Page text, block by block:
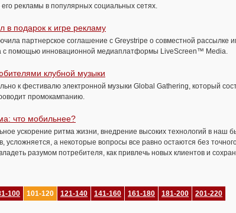
рекламы в популярных социальных сетях.
в подарок к игре рекламу
партнерское соглашение с Greystripe о совместной рассылке
с помощью инновационной медиаплатформы LiveScreen™ Media.
клубной музыки
к фестивалю электронной музыки Global Gathering, который
промокампанию.
что мобильнее?
ускорение ритма жизни, внедрение высоких технологий в наш
усложняется, а некоторые вопросы все равно остаются без
разумом потребителя, как привлечь новых клиентов и
100 101-120 121-140 141-160 161-180 181-200 201-220